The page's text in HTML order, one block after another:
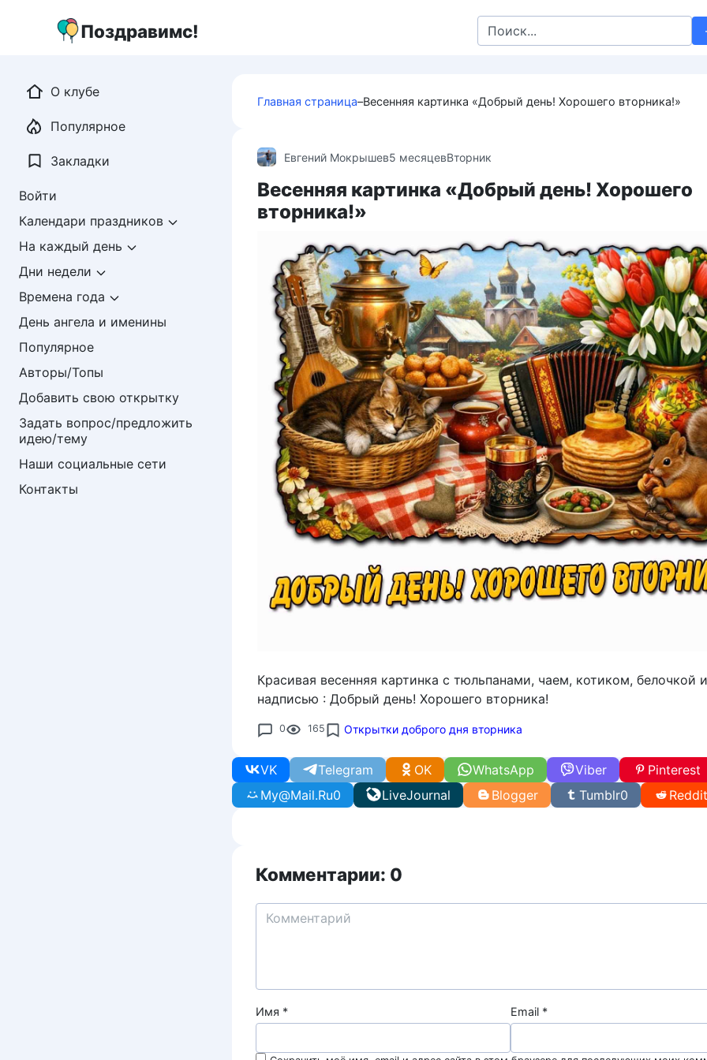
Поздравимс!
Search
for:
Главная страница–Весенняя картинка «Добрый день! Хорошего вторника!»
Евгений Мокрышев5 месяцевВторник
Весенняя картинка «Добрый день! Хорошего
вторника!»
Красивая весенняя картинка с тюльпанами, чаем, котиком, белочкой и
надписью : Добрый день! Хорошего вторника!
0 165 Открытки доброго дня вторника
WhatsApp
VK Telegram Viber
OK
LiveJournal
My@Mail.Ru0 Tumblr0
Pinterest
Reddit
Blogger
Комментарии: 0
Имя * Email *
О клубе
Популярное
Закладки
Войти
Календари праздников
На каждый день
Дни недели
Времена года
День ангела и именины
Популярное
Авторы/Топы
Добавить свою открытку
Задать вопрос/предложить
идею/тему
Наши социальные сети
Контакты